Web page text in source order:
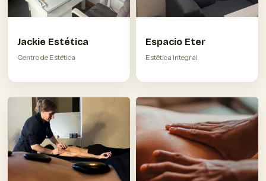
Jackie Estética
Centro de Estética
Espacio Eter
Estética Integral